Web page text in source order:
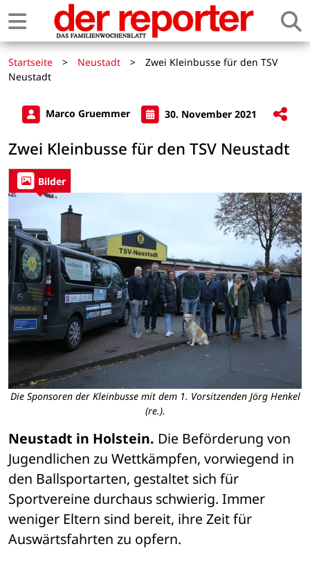
Startseite > Neustadt >
Zwei Kleinbusse für den TSV
Neustadt
Marco Gruemmer 30. November 2021
Zwei Kleinbusse für den TSV Neustadt
Bilder
Die Sponsoren der Kleinbusse mit dem 1. Vorsitzenden Jörg Henkel
(re.).
Neustadt in Holstein. Die Beförderung von
Jugendlichen zu Wettkämpfen, vorwiegend in
den Ballsportarten, gestaltet sich für
Sportvereine durchaus schwierig. Immer
weniger Eltern sind bereit, ihre Zeit für
Auswärtsfahrten zu opfern.